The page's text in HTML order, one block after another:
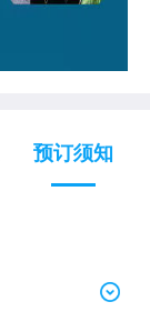
预订须知